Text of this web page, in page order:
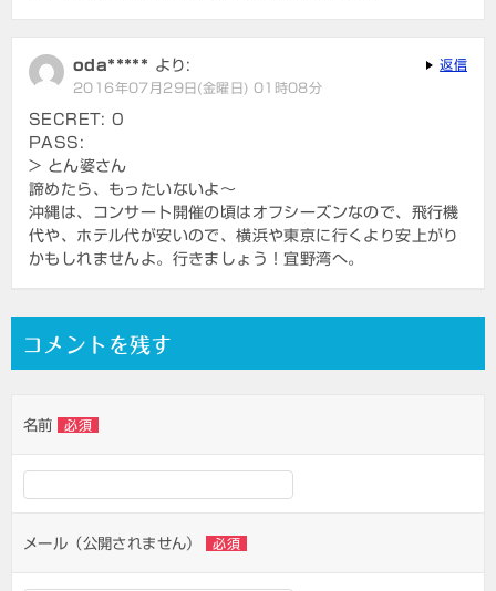
oda***** より:
2016年07月29日(金曜日) 01時08分
SECRET: 0
PASS:
> とん婆さん
諦めたら、もったいないよ～
沖縄は、コンサート開催の頃はオフシーズンなので、飛行機
代や、ホテル代が安いので、横浜や東京に行くより安上がり
かもしれませんよ。行きましょう！宜野湾へ。
返信
コメントを残す
名前 必須
メール（公開されません） 必須